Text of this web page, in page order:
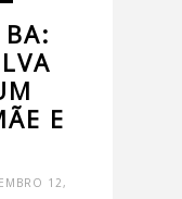
E
12,